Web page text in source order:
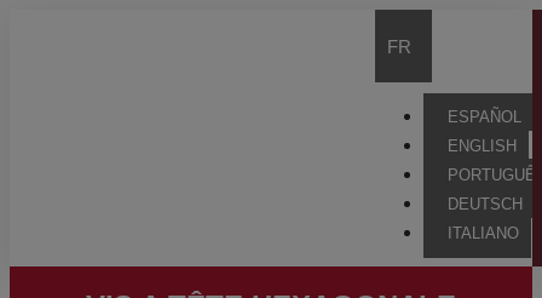
FR
ESPAÑOL
ENGLISH
DEUTSCH
ITALIANO